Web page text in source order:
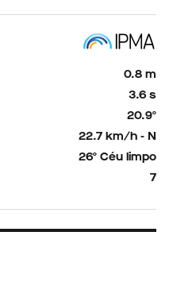
0.8 m
3.6 s
20.9º
22.7 km/h - N
26º Céu limpo
7